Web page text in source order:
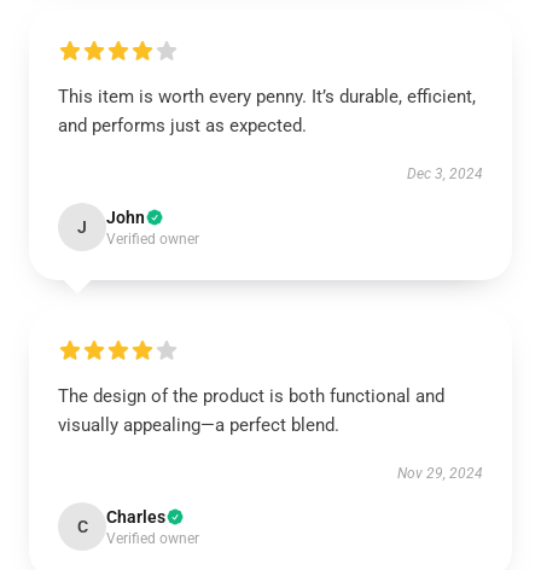
This item is worth every penny. It’s durable, efficient,
and performs just as expected.
Dec 3, 2024
J John
Verified owner
The design of the product is both functional and
visually appealing—a perfect blend.
Nov 29, 2024
C Charles
Verified owner